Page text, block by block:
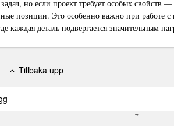
но если проект требует особых свойств
позиции. Это особенно важно при работе
каждая деталь подвергается значительным
Tillbaka upp